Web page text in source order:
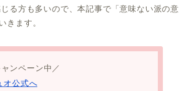
る方も多いので、本記事で「意味ない派の意
きます。
ンペーン中／
オ公式へ